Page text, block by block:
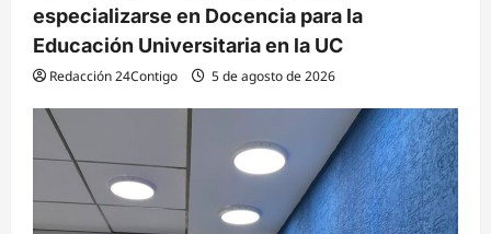
especializarse en Docencia para la
Educación Universitaria en la UC
Redacción 24Contigo 5 de agosto de 2026